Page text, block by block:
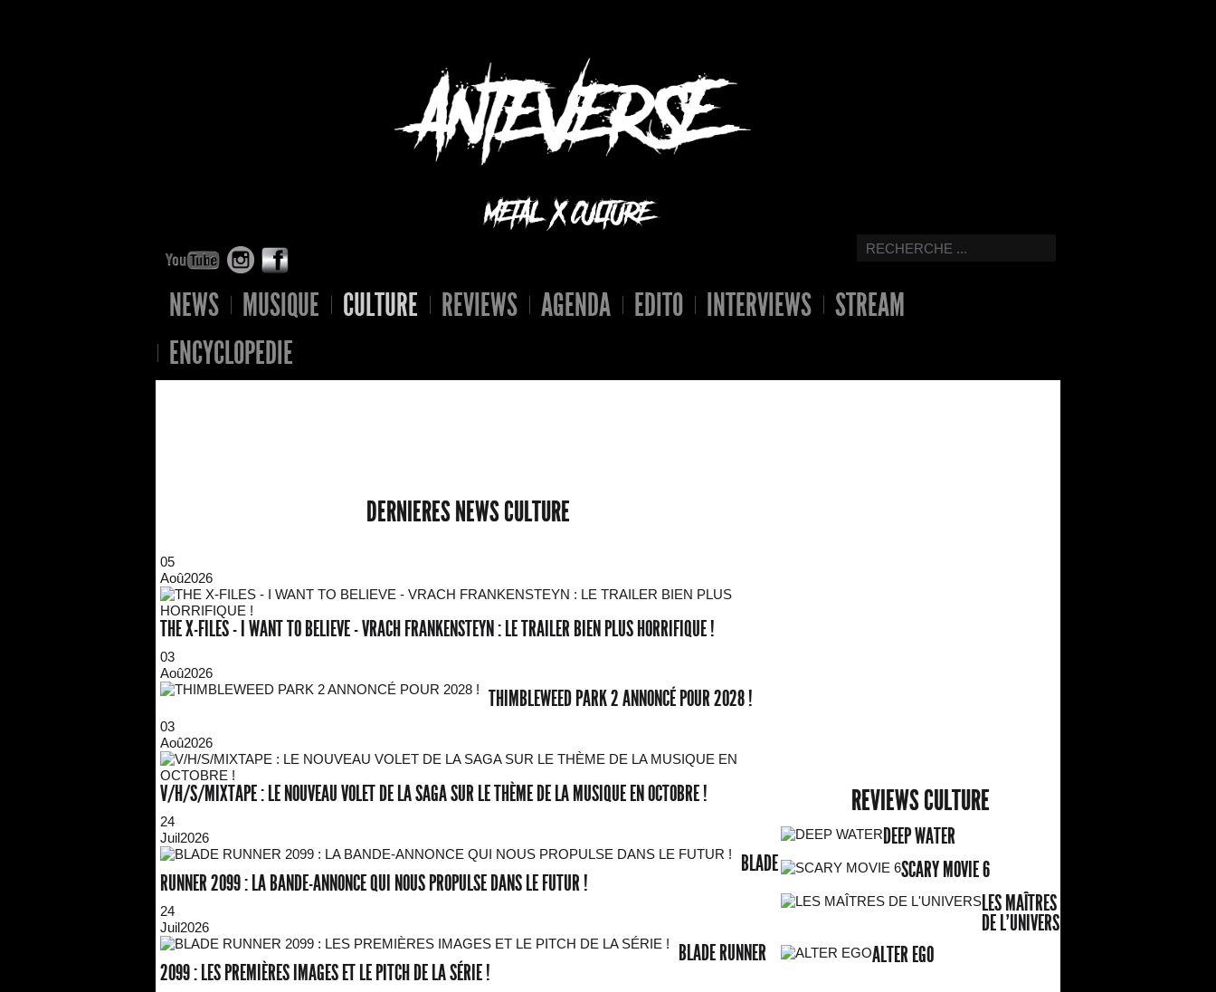
NEWS MUSIQUE CULTURE REVIEWS AGENDA EDITO INTERVIEWS
STREAM
ENCYCLOPEDIE
DERNIERES NEWS CULTURE
05
Aoû2026
THE X-FILES - I WANT TO BELIEVE - VRACH FRANKENSTEYN : LE TRAILER BIEN PLUS HORRIFIQUE !
03
Aoû2026
THIMBLEWEED PARK 2 ANNONCÉ POUR 2028 !
03
Aoû2026
V/H/S/MIXTAPE : LE NOUVEAU VOLET DE LA SAGA SUR LE THÈME DE LA MUSIQUE EN OCTOBRE !
24
Juil2026
BLADE
RUNNER 2099 : LA BANDE-ANNONCE QUI NOUS PROPULSE DANS LE FUTUR !
24
Juil2026
BLADE RUNNER
2099 : LES PREMIÈRES IMAGES ET LE PITCH DE LA SÉRIE !
REVIEWS CULTURE
DEEP WATER
SCARY MOVIE 6
LES MAÎTRES
DE L'UNIVERS
ALTER EGO